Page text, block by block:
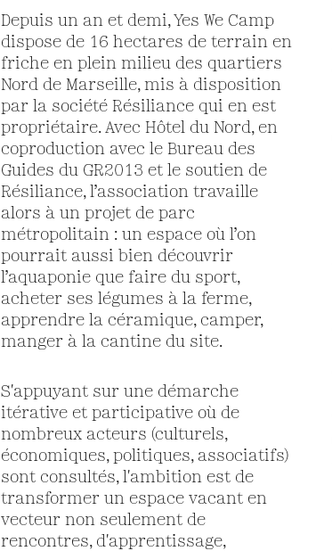
Depuis un an et demi, Yes We Camp
dispose de 16 hectares de terrain en
friche en plein milieu des quartiers
Nord de Marseille, mis à disposition
par la société Résiliance qui en est
propriétaire. Avec Hôtel du Nord, en
coproduction avec le Bureau des
Guides du GR2013 et le soutien de
Résiliance, l’association travaille
alors à un projet de parc
métropolitain : un espace où l’on
pourrait aussi bien découvrir
l’aquaponie que faire du sport,
acheter ses légumes à la ferme,
apprendre la céramique, camper,
manger à la cantine du site.
S'appuyant sur une démarche
itérative et participative où de
nombreux acteurs (culturels,
économiques, politiques, associatifs)
sont consultés, l'ambition est de
transformer un espace vacant en
vecteur non seulement de
rencontres, d'apprentissage,